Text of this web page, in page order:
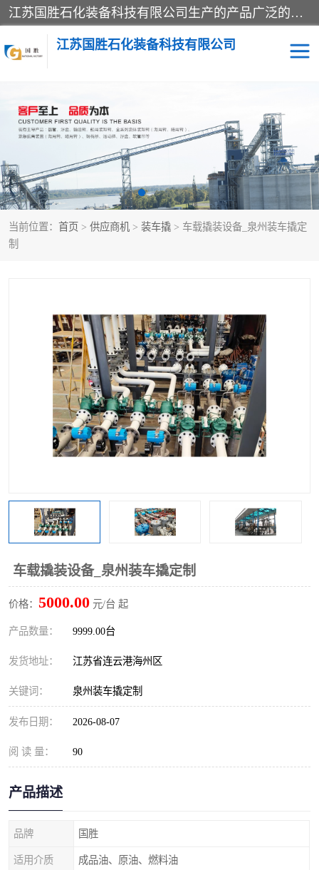
江苏国胜石化装备科技有限公司生产的产品广泛的应用于石油、石化等行业中，产品种类齐全，其中包括装卸鹤管、汽车鹤管、火车鹤管、装车鹤管、卸车鹤管、上装鹤管、下装鹤管、lng鹤管、发油鹤管、液氨鹤管、液化气鹤管等，我们生产的产品质量上乘，价格实惠，服务好，买鹤管就到国胜石化装备！
江苏国胜石化装备科技有限公司
当前位置： 首页 > 供应商机 > 装车撬 > 车载撬装设备_泉州装车撬定
制
车载撬装设备_泉州装车撬定制
价格： 5000.00 元/台 起
产品数量： 9999.00台
发货地址： 江苏省连云港海州区
关键词： 泉州装车撬定制
发布日期： 2026-08-07
阅 读 量： 90
产品描述
品牌 国胜
适用介质 成品油、原油、燃料油
输油臂 鹤管活动梯